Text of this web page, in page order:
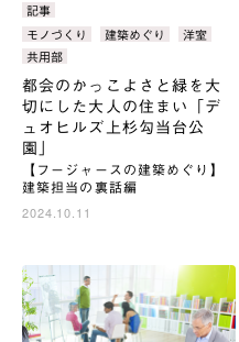
カ
テ
ゴ
リ：
記事
タ
グ：
モノづくり 建築めぐり
洋室
共用部
都会のかっこよさと緑を大
切にした大人の住まい「デ
ュオヒルズ上杉勾当台公
園」
【フージャースの建築めぐり】
建築担当の裏話編
2024.10.11